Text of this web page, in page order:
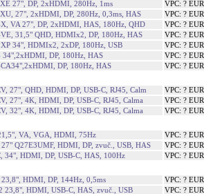
27", DP, 2xHDMI, 280Hz, 1ms
VPC: ? EUR
27", 2xHDMI, DP, 280Hz, 0,3ms, HAS
VPC: ? EUR
VA 27", DP, 2xHDMI, HAS, 180Hz, QHD
VPC: ? EUR
31,5" QHD, HDMIx2, DP, 180Hz, HAS
VPC: ? EUR
34", HDMIx2, 2xDP, 180Hz, USB
VPC: ? EUR
34",2xHDMI, DP, 180Hz, HAS
VPC: ? EUR
DP, 180Hz, HAS
VPC: ? EUR
27", QHD, HDMI, DP, USB-C, RJ45, Calm
VPC: ? EUR
27", 4K, HDMI, DP, USB-C, RJ45, Calma
VPC: ? EUR
32", 4K, HDMI, DP, USB-C, RJ45, Calma
VPC: ? EUR
VA, VGA, HDMI, 75Hz
VPC: ? EUR
Q27E3UMF, HDMI, DP, zvuč., USB, HAS
VPC: ? EUR
34", HDMI, DP, USB-C, HAS, 100Hz
VPC: ? EUR
HDMI, DP, 144Hz, 0,5ms
VPC: ? EUR
23,8", HDMI, USB-C, HAS, zvuč., USB
VPC: ? EUR